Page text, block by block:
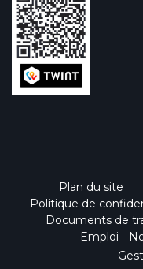
Plan du site
Politique de
Documents de
Emploi -